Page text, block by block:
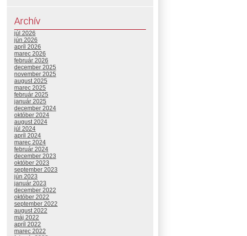
Archív
júl 2026
jún 2026
apríl 2026
marec 2026
február 2026
december 2025
november 2025
august 2025
marec 2025
február 2025
január 2025
december 2024
október 2024
august 2024
júl 2024
apríl 2024
marec 2024
február 2024
december 2023
október 2023
september 2023
jún 2023
január 2023
december 2022
október 2022
september 2022
august 2022
máj 2022
apríl 2022
marec 2022